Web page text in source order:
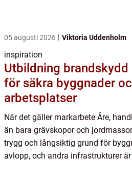
05 augusti 2026 Viktoria Uddenholm
inspiration
Utbildning brandskydd grunden
för säkra byggnader
arbetsplatser
När det gäller markarbete Åre,
än bara grävskopor och
trygg och långsiktig grund för
avlopp, och andra infrastrukturer